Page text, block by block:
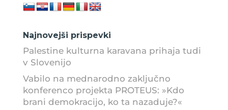
Najnovejši prispevki
Palestine kulturna karavana prihaja tudi
v Slovenijo
Vabilo na mednarodno zaključno
konferenco projekta PROTEUS: »Kdo
brani demokracijo, ko ta nazaduje?«